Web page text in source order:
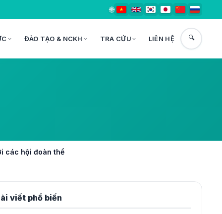
🌐
ĐÀO TẠO & NCKH TRA CỨU LIÊN HỆ 🔍
các hội đoàn thể
viết phổ biến